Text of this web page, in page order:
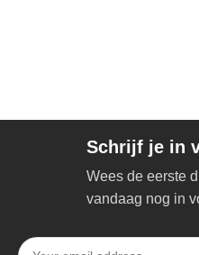
Schrijf je in
Wees de eerste
vandaag nog in